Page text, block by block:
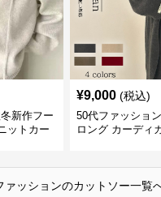
新作フー
ットカー
¥9,000 (税込)
50代ファッショ
ロング カーディ
ァッションのカットソー一覧